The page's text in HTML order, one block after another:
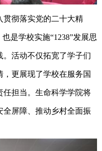
贯彻落实党的二十大精
是学校实施“1238”发展思
。活动不仅拓宽了学子们
更展现了学校在服务国
任担当。生命科学学院将
屏障、推动乡村全面振